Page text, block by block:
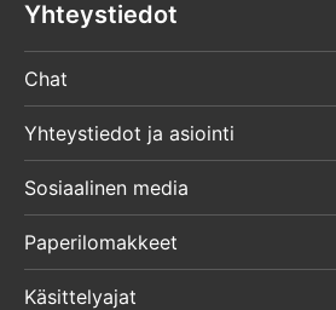
Yhteystiedot
Chat
Yhteystiedot ja asiointi
Sosiaalinen media
Paperilomakkeet
Käsittelyajat